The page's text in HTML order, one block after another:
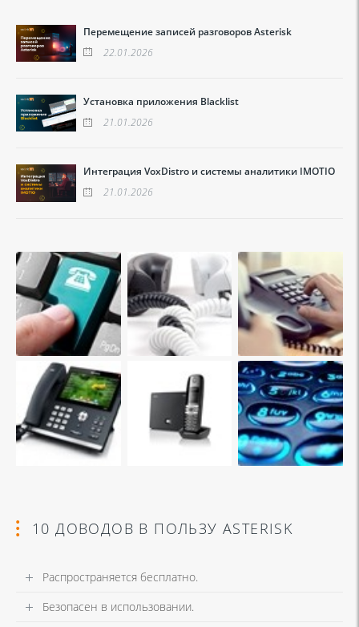
Перемещение записей разговоров Asterisk
22.01.2026
Установка приложения Blacklist
21.01.2026
Интеграция VoxDistro и системы аналитики IMOTIO
21.01.2026
10 ДОВОДОВ В ПОЛЬЗУ ASTERISK
Распространяется бесплатно.
Безопасен в использовании.